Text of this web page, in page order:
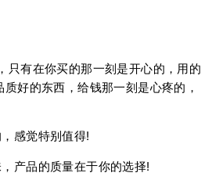
只有在你买的那一刻是开心的，用的
好的东西，给钱那一刻是心疼的，
感觉特别值得!
产品的质量在于你的选择!